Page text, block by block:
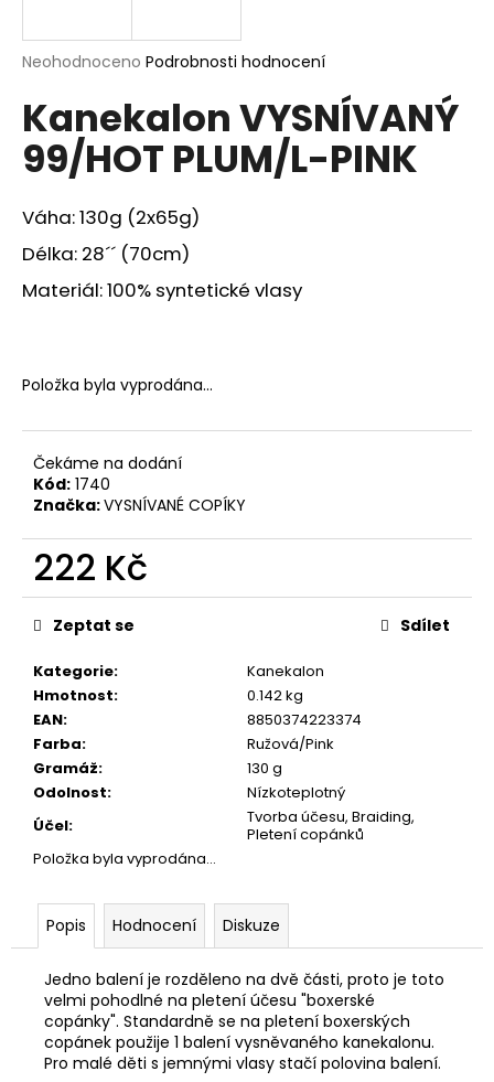
Průměrné
produktu
je
0,0
z
hvězdiček.
Neohodnoceno Podrobnosti hodnocení
Kanekalon VYSNÍVANÝ
99/HOT PLUM/L-PINK
Váha: 130g (2x65g)
Délka: 28´´ (70cm)
Materiál: 100% syntetické vlasy
Položka byla vyprodána…
Čekáme na dodání
Kód: 1740
Značka:VYSNÍVANÉ COPÍKY
222 Kč
Měrná
cena:
Kategorie:
Kanekalon
Hmotnost:
0.142 kg
EAN:
8850374223374
Farba:
Ružová/Pink
Gramáž:
130 g
Odolnost:
Nízkoteplotný
Účel:
Tvorba účesu, Braiding,
Pletení copánků
Položka byla vyprodána…
Zeptat se Sdílet
Popis Hodnocení Diskuze
Jedno balení je rozděleno na dvě části, proto je toto
velmi pohodlné na pletení účesu "boxerské
copánky". Standardně se na pletení boxerských
copánek použije 1 balení vysněvaného kanekalonu.
Pro malé děti s jemnými vlasy stačí polovina balení.
j
t
?
o
p
o
u
č
j
m
e